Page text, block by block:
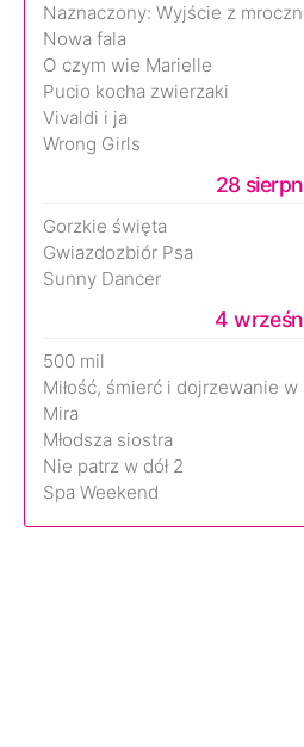
Naznaczony: Wyjście z
Nowa fala
O czym wie Marielle
Pucio kocha zwierzaki
Vivaldi i ja
Wrong Girls
28
Gorzkie święta
Gwiazdozbiór Psa
Sunny Dancer
4
500 mil
Miłość, śmierć i dojrzewanie w
Mira
Młodsza siostra
Nie patrz w dół 2
Spa Weekend